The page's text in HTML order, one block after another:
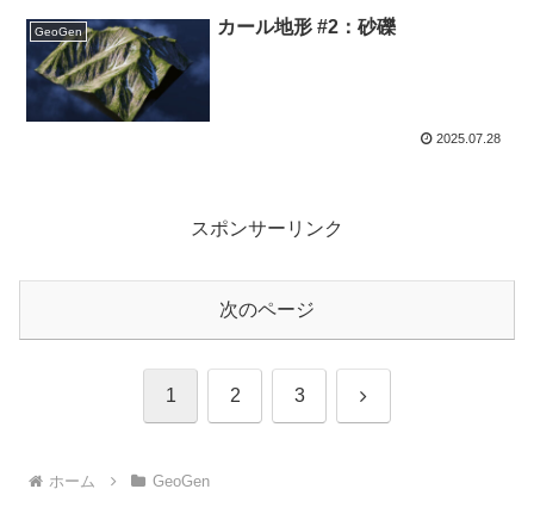
GeoGen カール地形 #2：砂礫
2025.07.28
スポンサーリンク
次のページ
1 2 3 次
ホーム GeoGen